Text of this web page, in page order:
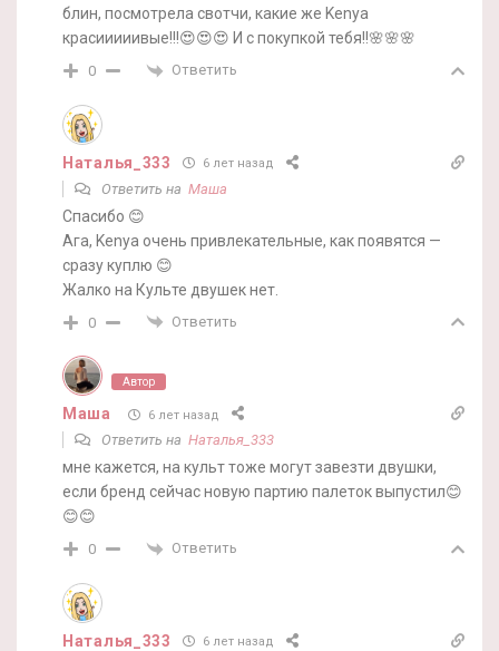
блин, посмотрела свотчи, какие же Kenya
красииииивые!!!😍😍😍 И с покупкой тебя!!🌸🌸🌸
0 Ответить
Наталья_333 6 лет назад
Ответить на Маша
Спасибо 😊
Ага, Kenya очень привлекательные, как появятся —
сразу куплю 😊
Жалко на Культе двушек нет.
0 Ответить
Автор
Маша 6 лет назад
Ответить на Наталья_333
мне кажется, на культ тоже могут завезти двушки,
если бренд сейчас новую партию палеток выпустил😊
😊😊
0 Ответить
Наталья_333 6 лет назад